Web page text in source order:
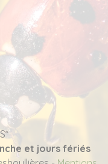
et jours fériés